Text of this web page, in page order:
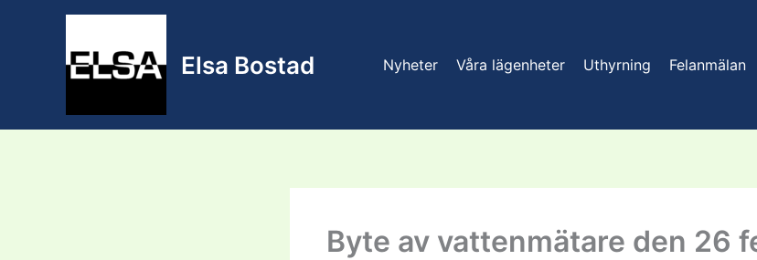
Elsa Bostad Nyheter Våra lägenheter Uthyrning Felanmälan
Byte av vattenmätare den 26